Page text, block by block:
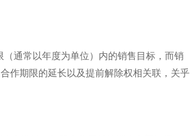
通常以年度为单位）内的销售目标，而销
作期限的延长以及提前解除权相关联，关乎